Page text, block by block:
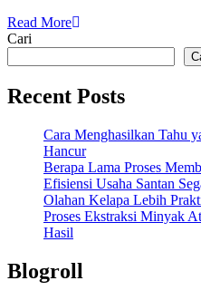
Read More
Cari
Recent Posts
Cara Menghasilkan Tahu
Hancur
Berapa Lama Proses
Efisiensi Usaha Santan
Olahan Kelapa Lebih
Proses Ekstraksi Minyak
Hasil
Blogroll